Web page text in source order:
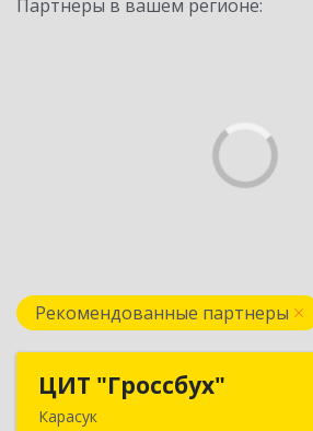
Партнеры в вашем регионе:
Рекомендованные партнеры
ЦИТ "Гроссбух"
Карасук